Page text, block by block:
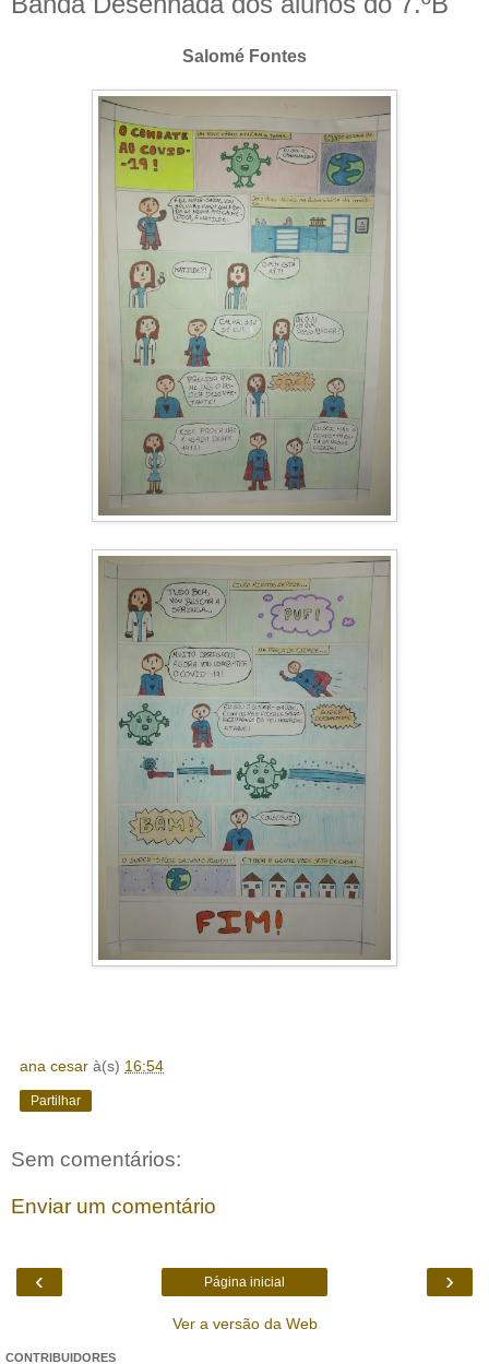
Salomé Fontes
ana cesar à(s) 16:54
Partilhar
Sem comentários:
Enviar um comentário
‹ ›
Página inicial
Ver a versão da Web
CONTRIBUIDORES